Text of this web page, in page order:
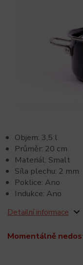
Momentálně
Objem: 3,5 l
Průměr: 20 cm
Materiál: Smalt
Síla plechu: 2 mm
Poklice: Ano
Indukce: Ano
Detailní informace